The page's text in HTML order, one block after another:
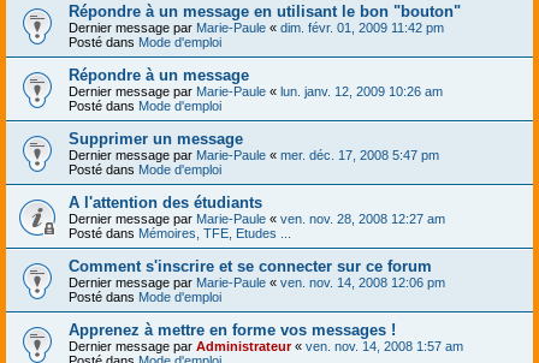
Répondre à un message en utilisant le bon "bouton"
Dernier message par Marie-Paule « dim. févr. 01, 2009 11:42 pm
Posté dans Mode d'emploi
Répondre à un message
Dernier message par Marie-Paule « lun. janv. 12, 2009 10:26 am
Posté dans Mode d'emploi
Supprimer un message
Dernier message par Marie-Paule « mer. déc. 17, 2008 5:47 pm
Posté dans Mode d'emploi
A l'attention des étudiants
Dernier message par Marie-Paule « ven. nov. 28, 2008 12:27 am
Posté dans Mémoires, TFE, Etudes ...
Comment s'inscrire et se connecter sur ce forum
Dernier message par Marie-Paule « ven. nov. 14, 2008 12:06 pm
Posté dans Mode d'emploi
Apprenez à mettre en forme vos messages !
Dernier message par Administrateur« ven. nov. 14, 2008 1:57 am
Posté dans Mode d'emploi